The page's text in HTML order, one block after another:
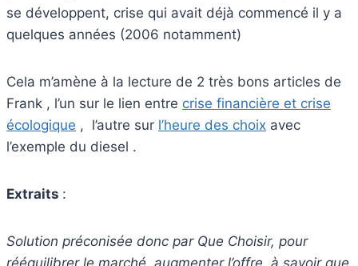
se développent, crise qui avait déjà commencé il y a
quelques années (2006 notamment)
Cela m’amène à la lecture de 2 très bons articles de
Frank , l’un sur le lien entre crise financière et crise
écologique , l’autre sur l’heure des choix avec
l’exemple du diesel .
Extraits :
Solution préconisée donc par Que Choisir, pour
rééquilibrer le marché, augmenter l’offre, à savoir que